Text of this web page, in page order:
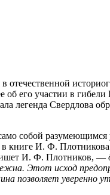
его участии в
легенда Свердлова
собой
книге И. Ф.
И. Ф. Плотников, —
Этот исход
позволяет